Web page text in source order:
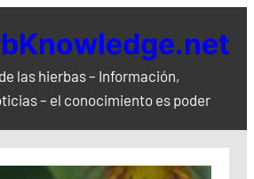
las hierbas – Información,
– el conocimiento es poder